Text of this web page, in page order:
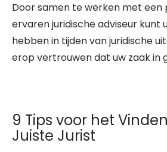
Door samen te werken met een
ervaren juridische adviseur kunt
hebben in tijden van juridische
erop vertrouwen dat uw zaak in
9 Tips voor het
Juiste Jurist